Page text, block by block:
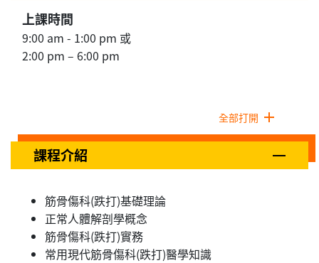
上課時間
9:00 am - 1:00 pm 或
2:00 pm – 6:00 pm
全部打開
課程介紹
筋骨傷科(跌打)基礎理論
正常人體解剖學概念
筋骨傷科(跌打)實務
常用現代筋骨傷科(跌打)醫學知識